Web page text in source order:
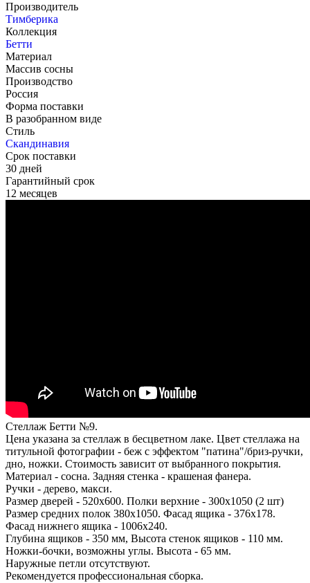
Производитель
Тимберика
Коллекция
Бетти
Материал
Массив сосны
Производство
Россия
Форма поставки
В разобранном виде
Стиль
Скандинавия
Срок поставки
30 дней
Гарантийный срок
12 месяцев
Стеллаж Бетти №9.
Цена указана за стеллаж в бесцветном лаке. Цвет стеллажа на
титульной фотографии - беж с эффектом "патина"/бриз-ручки,
дно, ножки. Стоимость зависит от выбранного покрытия.
Материал - сосна. Задняя стенка - крашеная фанера.
Ручки - дерево, макси.
Размер дверей - 520х600. Полки верхние - 300х1050 (2 шт)
Размер средних полок 380х1050. Фасад ящика - 376х178.
Фасад нижнего ящика - 1006х240.
Глубина ящиков - 350 мм, Высота стенок ящиков - 110 мм.
Ножки-бочки, возможны углы. Высота - 65 мм.
Наружные петли отсутствуют.
Рекомендуется профессиональная сборка.